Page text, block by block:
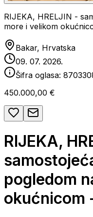
RIJEKA, HRELJIN -
more i velikom
Bakar, Hrvatska
09. 07. 2026.
Šifra oglasa:
450.000,00 €
RIJEKA,
pogledom
okućnicom